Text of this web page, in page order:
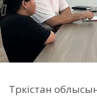
Түркістан